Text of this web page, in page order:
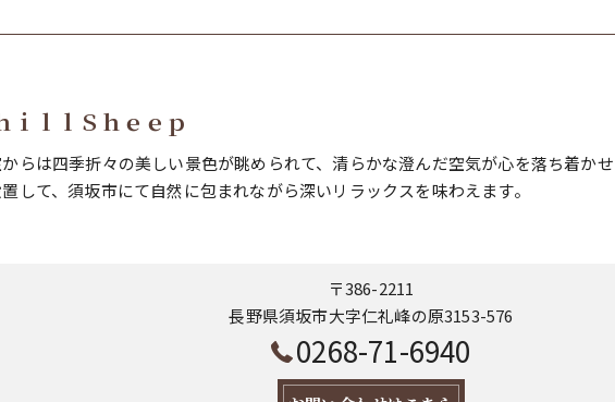
ｉｌｌＳｈｅｅｐ
らは四季折々の美しい景色が眺められて、清らかな澄んだ空気が心を落ち着か
して、須坂市にて自然に包まれながら深いリラックスを味わえます。
〒386-2211
長野県須坂市大字仁礼峰の原3153-576
0268-71-6940